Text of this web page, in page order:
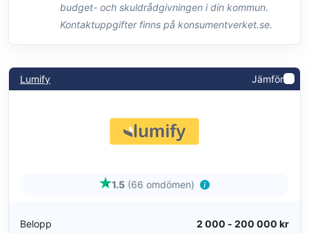
budget- och skuldrådgivningen i din kommun.
Kontaktuppgifter finns på konsumentverket.se.
Lumify Jämför
1.5 (66 omdömen)
Belopp
2 000 - 200 000 kr